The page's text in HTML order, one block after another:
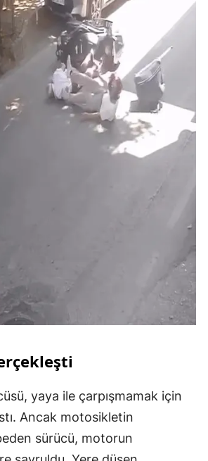
yaya ile çarpışmamak için
Ancak motosikletin
sürücü, motorun